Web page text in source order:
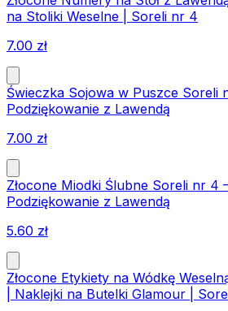
na Stoliki Weselne | Soreli nr 4
7.00 zł
Świeczka Sojowa w Puszce Soreli
Podziękowanie z Lawendą
7.00 zł
Złocone Miodki Ślubne Soreli nr 4
Podziękowanie z Lawendą
5.60 zł
Złocone Etykiety na Wódkę
| Naklejki na Butelki Glamour |